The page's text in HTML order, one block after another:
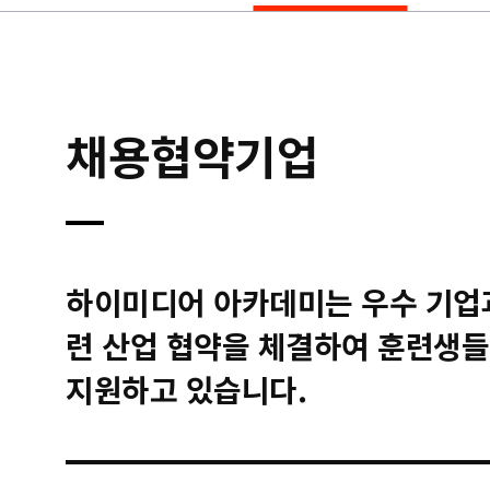
채용협약기업
하이미디어 아카데미는 우수 기
련 산업 협약을 체결하여 훈련생
지원하고 있습니다.